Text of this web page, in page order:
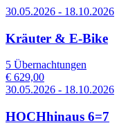
30.05.2026 - 18.10.2026
Kräuter & E-Bike
5 Übernachtungen
€ 629,00
30.05.2026 - 18.10.2026
HOCHhinaus 6=7